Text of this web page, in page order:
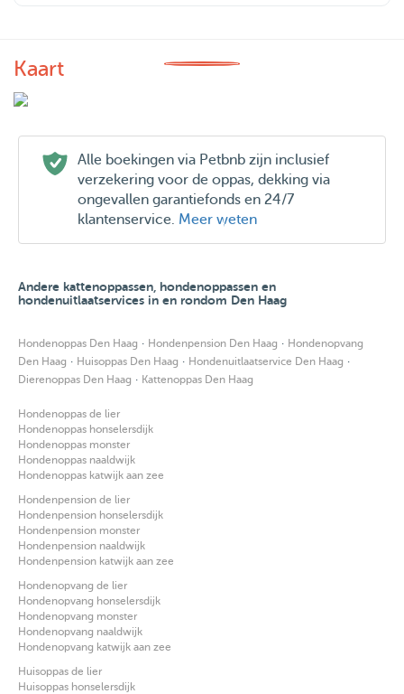
Kaart
Alle boekingen via Petbnb zijn inclusief
verzekering voor de oppas, dekking via
ongevallen garantiefonds en 24/7
klantenservice. Meer weten
Andere kattenoppassen, hondenoppassen en
hondenuitlaatservices in en rondom Den Haag
Hondenoppas Den Haag · Hondenpension Den Haag · Hondenopvang
Den Haag · Huisoppas Den Haag · Hondenuitlaatservice Den Haag ·
Dierenoppas Den Haag · Kattenoppas Den Haag
Hondenoppas de lier
Hondenoppas honselersdijk
Hondenoppas monster
Hondenoppas naaldwijk
Hondenoppas katwijk aan zee
Hondenpension de lier
Hondenpension honselersdijk
Hondenpension monster
Hondenpension naaldwijk
Hondenpension katwijk aan zee
Hondenopvang de lier
Hondenopvang honselersdijk
Hondenopvang monster
Hondenopvang naaldwijk
Hondenopvang katwijk aan zee
Huisoppas de lier
Huisoppas honselersdijk